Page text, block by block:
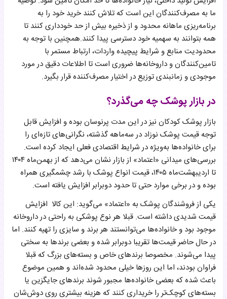
ما به مصرف‌کنندگان این است که تلاش کنند خرید خود را به
برنامه‌ریزی ماهانه محدود و از ذخیره بیش از حد خودداری کنند تا
همه بتوانند به سهمیه خود دسترسی پیدا کنند.همچنین با توجه به
محدودیت منابع و شرایط پیچیده واردات، ارتباط مستمر با
تامین‌کنندگان و داروخانه‌ها ضروری است تا اطلاعات دقیق در مورد
موجودی و زمانبندی توزیع در اختیار مصرف‌کننده قرار بگیرد.
در بازار پوشک چه می‌گذرد؟
بازار پوشک کودکان نیز در این مدت پرنوسان بوده و افزایش قابل‌
توجه قیمت پوشک نوزاد در سه‌ماهه گذشته، نگرانی‌های تازه‌ای را
برای خانواده‌ها به‌ویژه در شرایط اقتصادی فعلی ایجاد کرده است.
بررسی‌های میدانی «اعتماد» از بازار نشان می‌دهد که از بهمن‌ماه ۱۴۰۴
تا اردیبهشت‌ماه ۱۴۰۵، قیمت انواع پوشک با رشد چشمگیری همراه
بوده و در برخی موارد حتی تا حدود دوبرابر افزایش یافته است.
یکی از فروشندگان پوشک به «اعتماد» می‌گوید: این کالا افزایش
قیمت شدیدی داشته است. قبلا هر نوع پوشکی به راحتی در داروخانه
موجود بود و خانواده‌ها می‌توانستند هر برند و سایزی را تهیه کنند. اما
در حال حاضر قیمت‌ها تقریبا دوبرابر شده و بعضی برندها به سختی
پیدا می‌شوند. مخصوصا برندهای خاص و بسته‌های بزرگ که قبلا
فراوان بودند، اما این روزها خیلی محدود شده‌اند و همین موضوع
باعث شده که بعضی خانواده‌ها مجبور شوند برندهای جایگزین یا
بسته‌های کوچک‌تر را خریداری کنند که هزینه بیشتری روی دوش‌شان